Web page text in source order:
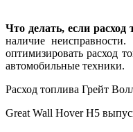
Что делать, если
наличие
оптимизировать расход
автомобильные техники.
Расход топлива Грейт
Great Wall Hover H5